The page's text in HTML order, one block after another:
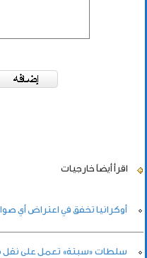
اقرأ أيضاً خارجيات
أوكرانيا تخفق في اعتراض أي
سلطات «سبتة» تعمل على نقل